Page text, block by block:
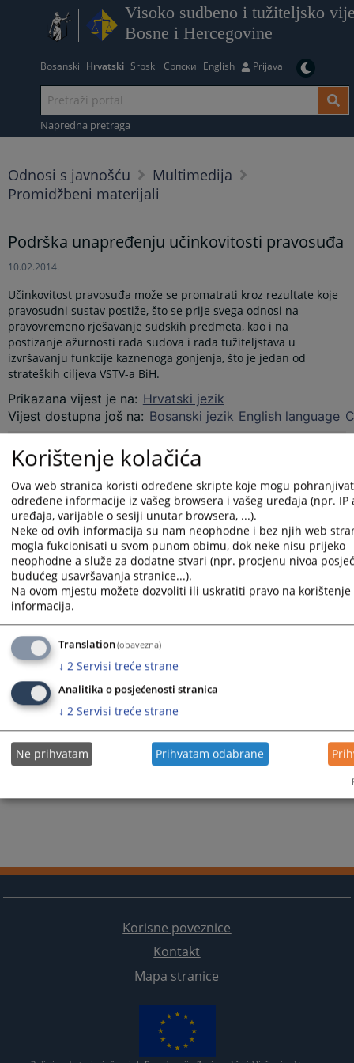
Visoko sudbeno i tužiteljsko
Bosne i Hercegovine
Bosanski Hrvatski Srpski Српски English Prijava
Napredna pretraga
Odnosi s javnošću
Multimedija
Promidžbeni materijali
Podrška unapređenju učinkovitosti pravosuđa
10.02.2014.
Učinkovitost pravosuđa može se promatrati kroz rezultate koje
pravosudni sustav postiže, što se prije svega odnosi na
pravovremeno rješavanje sudskih predmeta, kao i na
postizanje ažurnosti rada sudova i rada tužiteljstava u
izvršavanju funkcije kaznenoga gonjenja, što je jedan od
strateških ciljeva VSTV-a BiH.
Prikazana vijest je na: Hrvatski jezik
Vijest dostupna još na: Bosanski jezik English language
Prateći dokumenti
Podrška unapređenju učinkovitosti pravosuđa
3620PREGLEDA
Korisne poveznice
Kontakt
Mapa stranice
Korištenje kolačića
Ova web stranica koristi određene skripte koje mogu
određene informacije iz vašeg browsera i vašeg uređaja (npr. IP
uređaja, varijable o sesiji unutar browsera, ...).
Neke od ovih informacija su nam neophodne i bez njih web
mogla fukcionisati u svom punom obimu, dok neke nisu prijeko
neophodne a služe za dodatne stvari (npr. procjenu nivoa
budućeg usavršavanja stranice...).
Na ovom mjestu možete dozvoliti ili uskratiti pravo na
informacija.
Translation(obavezna)
↓ 2 Servisi treće strane
Analitika o posjećenosti stranica
↓ 2 Servisi treće strane
Ne prihvatam Prihvatam odabrane